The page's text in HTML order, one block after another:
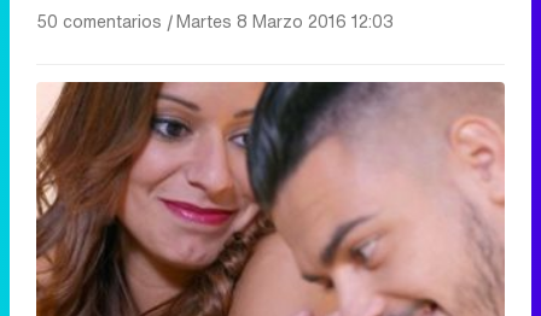
50 comentarios |Martes 8 Marzo 2016 12:03